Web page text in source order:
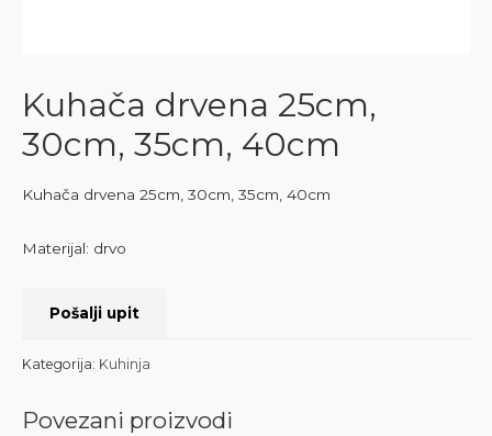
Kuhača drvena 25cm,
30cm, 35cm, 40cm
Kuhača drvena 25cm, 30cm, 35cm, 40cm
Materijal: drvo
Pošalji upit
Kategorija: Kuhinja
Povezani proizvodi